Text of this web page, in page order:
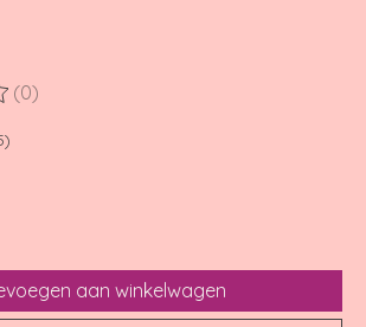
dit product is
(0)
aan winkelwagen